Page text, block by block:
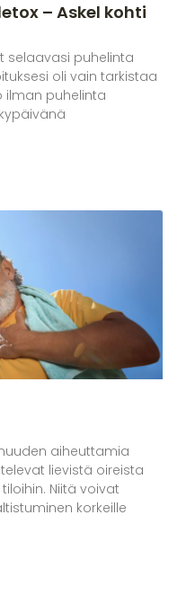
– Askel kohti
selaavasi puhelinta
oli vain tarkistaa
ilman puhelinta
aiheuttamia
lievistä oireista
Niitä voivat
korkeille